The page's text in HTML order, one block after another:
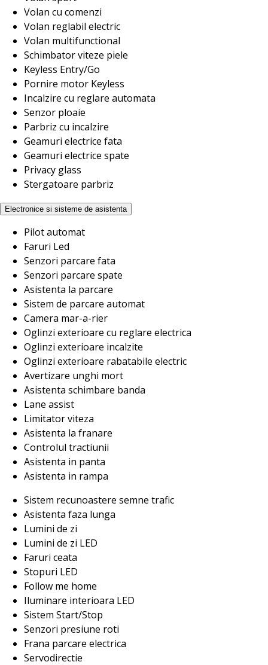
Volan cu comenzi
Volan reglabil electric
Volan multifunctional
Schimbator viteze piele
Keyless Entry/Go
Pornire motor Keyless
Incalzire cu reglare automata
Senzor ploaie
Parbriz cu incalzire
Geamuri electrice fata
Geamuri electrice spate
Privacy glass
Stergatoare parbriz
Electronice si sisteme de asistenta
Pilot automat
Faruri Led
Senzori parcare fata
Senzori parcare spate
Asistenta la parcare
Sistem de parcare automat
Camera mar-a-rier
Oglinzi exterioare cu reglare electrica
Oglinzi exterioare incalzite
Oglinzi exterioare rabatabile electric
Avertizare unghi mort
Asistenta schimbare banda
Lane assist
Limitator viteza
Asistenta la franare
Controlul tractiunii
Asistenta in panta
Asistenta in rampa
Sistem recunoastere semne trafic
Asistenta faza lunga
Lumini de zi
Lumini de zi LED
Faruri ceata
Stopuri LED
Follow me home
Iluminare interioara LED
Sistem Start/Stop
Senzori presiune roti
Frana parcare electrica
Servodirectie